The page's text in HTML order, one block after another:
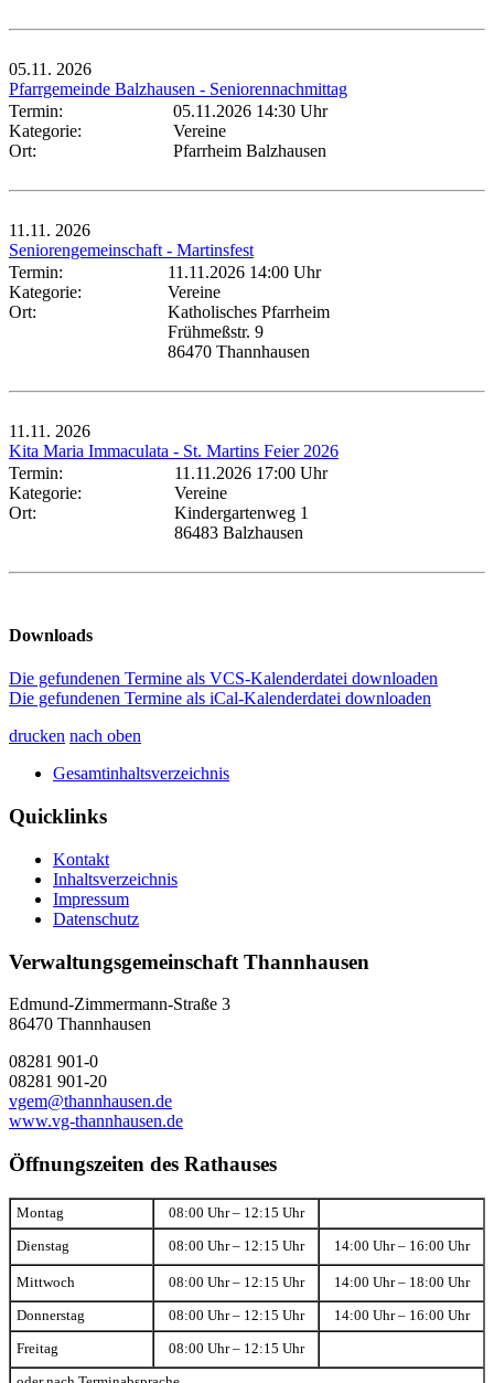
05.11. 2026
Pfarrgemeinde Balzhausen - Seniorennachmittag
Termin:
05.11.2026 14:30 Uhr
Kategorie:
Vereine
Ort:
Pfarrheim Balzhausen
11.11. 2026
Seniorengemeinschaft - Martinsfest
Termin:
11.11.2026 14:00 Uhr
Kategorie:
Vereine
Ort:
Katholisches Pfarrheim
Frühmeßstr. 9
86470 Thannhausen
11.11. 2026
Kita Maria Immaculata - St. Martins Feier 2026
Termin:
11.11.2026 17:00 Uhr
Kategorie:
Vereine
Ort:
Kindergartenweg 1
86483 Balzhausen
Downloads
Die gefundenen Termine als VCS-Kalenderdatei downloaden
Die gefundenen Termine als iCal-Kalenderdatei downloaden
drucken nach oben
Gesamtinhaltsverzeichnis
Quicklinks
Kontakt
Inhaltsverzeichnis
Impressum
Datenschutz
Verwaltungsgemeinschaft Thannhausen
Edmund-Zimmermann-Straße 3
86470 Thannhausen
08281 901-0
08281 901-20
vgem@thannhausen.de
www.vg-thannhausen.de
Öffnungszeiten des Rathauses
Montag 08:00 Uhr – 12:15 Uhr
Dienstag 08:00 Uhr – 12:15 Uhr 14:00 Uhr – 16:00 Uhr
Mittwoch 08:00 Uhr – 12:15 Uhr 14:00 Uhr – 18:00 Uhr
Donnerstag 08:00 Uhr – 12:15 Uhr 14:00 Uhr – 16:00 Uhr
Freitag 08:00 Uhr – 12:15 Uhr